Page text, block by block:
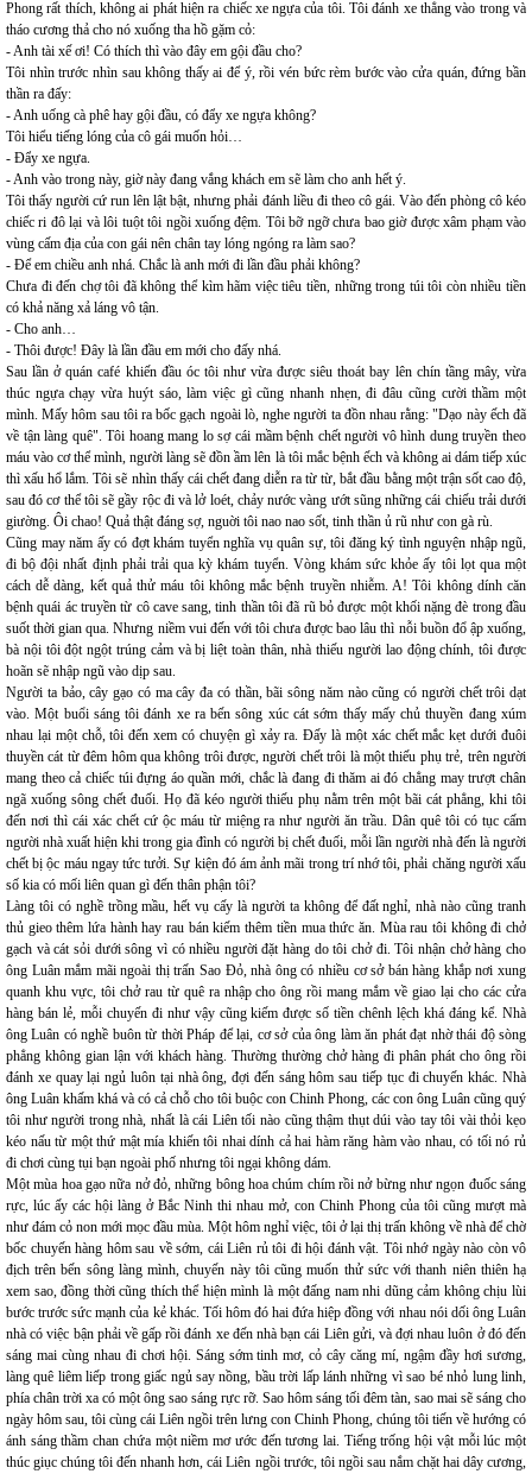
Phong rất thích, không ai phát hiện ra chiếc xe ngựa của tôi. Tôi đánh xe thẳng vào trong và
tháo cương thả cho nó xuống tha hồ gặm cỏ:
- Anh tài xế ơi! Có thích thì vào đây em gội đầu cho?
Tôi nhìn trước nhìn sau không thấy ai để ý, rồi vén bức rèm bước vào cửa quán, đứng bần
thần ra đấy:
- Anh uống cà phê hay gội đầu, có đẩy xe ngựa không?
Tôi hiểu tiếng lóng của cô gái muốn hỏi…
- Đẩy xe ngựa.
- Anh vào trong này, giờ này đang vắng khách em sẽ làm cho anh hết ý.
Tôi thấy người cứ run lên lật bật, nhưng phải đánh liều đi theo cô gái. Vào đến phòng cô kéo
chiếc ri đô lại và lôi tuột tôi ngồi xuống đệm. Tôi bỡ ngỡ chưa bao giờ được xâm phạm vào
vùng cấm địa của con gái nên chân tay lóng ngóng ra làm sao?
- Để em chiều anh nhá. Chắc là anh mới đi lần đầu phải không?
Chưa đi đến chợ tôi đã không thể kìm hãm việc tiêu tiền, những trong túi tôi còn nhiều tiền
có khả năng xả láng vô tận.
- Cho anh…
- Thôi được! Đây là lần đầu em mới cho đấy nhá.
Sau lần ở quán café khiến đầu óc tôi như vừa được siêu thoát bay lên chín tầng mây, vừa
thúc ngựa chạy vừa huýt sáo, làm việc gì cũng nhanh nhẹn, đi đâu cũng cười thầm một
mình. Mấy hôm sau tôi ra bốc gạch ngoài lò, nghe người ta đồn nhau rằng: "Dạo này ếch đã
về tận làng quê". Tôi hoang mang lo sợ cái mầm bệnh chết người vô hình dung truyền theo
máu vào cơ thể mình, người làng sẽ đồn ầm lên là tôi mắc bệnh ếch và không ai dám tiếp xúc
thì xấu hổ lắm. Tôi sẽ nhìn thấy cái chết đang diễn ra từ từ, bắt đầu bằng một trận sốt cao độ,
sau đó cơ thể tôi sẽ gầy rộc đi và lở loét, chảy nước vàng ướt sũng những cái chiếu trải dưới
giường. Ôi chao! Quả thật đáng sợ, nguời tôi nao nao sốt, tinh thần ủ rũ như con gà rù.
Cũng may năm ấy có đợt khám tuyển nghĩa vụ quân sự, tôi đăng ký tình nguyện nhập ngũ,
đi bộ đội nhất định phải trải qua kỳ khám tuyển. Vòng khám sức khỏe ấy tôi lọt qua một
cách dễ dàng, kết quả thử máu tôi không mắc bệnh truyền nhiễm. A! Tôi không dính căn
bệnh quái ác truyền từ cô cave sang, tinh thần tôi đã rũ bỏ được một khối nặng đè trong đầu
suốt thời gian qua. Nhưng niềm vui đến với tôi chưa được bao lâu thì nỗi buồn đổ ập xuống,
bà nội tôi đột ngột trúng cảm và bị liệt toàn thân, nhà thiếu người lao động chính, tôi được
hoãn sẽ nhập ngũ vào dịp sau.
Người ta bảo, cây gạo có ma cây đa có thần, bãi sông năm nào cũng có người chết trôi dạt
vào. Một buổi sáng tôi đánh xe ra bến sông xúc cát sớm thấy mấy chủ thuyền đang xúm
nhau lại một chỗ, tôi đến xem có chuyện gì xảy ra. Đấy là một xác chết mắc kẹt dưới đuôi
thuyền cát từ đêm hôm qua không trôi được, người chết trôi là một thiếu phụ trẻ, trên người
mang theo cả chiếc túi đựng áo quần mới, chắc là đang đi thăm ai đó chẳng may trượt chân
ngã xuống sông chết đuối. Họ đã kéo người thiếu phụ nằm trên một bãi cát phẳng, khi tôi
đến nơi thì cái xác chết cứ ộc máu từ miệng ra như người ăn trầu. Dân quê tôi có tục cấm
người nhà xuất hiện khi trong gia đình có người bị chết đuối, mỗi lần người nhà đến là người
chết bị ộc máu ngay tức tưởi. Sự kiện đó ám ảnh mãi trong trí nhớ tôi, phải chăng người xấu
số kia có mối liên quan gì đến thân phận tôi?
Làng tôi có nghề trồng mầu, hết vụ cấy là người ta không để đất nghỉ, nhà nào cũng tranh
thủ gieo thêm lứa hành hay rau bán kiếm thêm tiền mua thức ăn. Mùa rau tôi không đi chở
gạch và cát sỏi dưới sông vì có nhiều người đặt hàng do tôi chở đi. Tôi nhận chở hàng cho
ông Luân mắm mãi ngoài thị trấn Sao Đỏ, nhà ông có nhiều cơ sở bán hàng khắp nơi xung
quanh khu vực, tôi chở rau từ quê ra nhập cho ông rồi mang mắm về giao lại cho các cửa
hàng bán lẻ, mỗi chuyến đi như vậy cũng kiếm được số tiền chênh lệch khá đáng kể. Nhà
ông Luân có nghề buôn từ thời Pháp để lại, cơ sở của ông làm ăn phát đạt nhờ thái độ sòng
phẳng không gian lận với khách hàng. Thường thường chở hàng đi phân phát cho ông rồi
đánh xe quay lại ngủ luôn tại nhà ông, đợi đến sáng hôm sau tiếp tục đi chuyến khác. Nhà
ông Luân khấm khá và có cả chỗ cho tôi buộc con Chinh Phong, các con ông Luân cũng quý
tôi như người trong nhà, nhất là cái Liên tối nào cũng thậm thụt dúi vào tay tôi vài thỏi kẹo
kéo nấu từ một thứ mật mía khiến tôi nhai dính cả hai hàm răng hàm vào nhau, có tối nó rủ
đi chơi cùng tụi bạn ngoài phố nhưng tôi ngại không dám.
Một mùa hoa gạo nữa nở đỏ, những bông hoa chúm chím rồi nở bừng như ngọn đuốc sáng
rực, lúc ấy các hội làng ở Bắc Ninh thi nhau mở, con Chinh Phong của tôi cũng mượt mà
như đám cỏ non mới mọc đầu mùa. Một hôm nghỉ việc, tôi ở lại thị trấn không về nhà để chờ
bốc chuyến hàng hôm sau về sớm, cái Liên rủ tôi đi hội đánh vật. Tôi nhớ ngày nào còn vô
địch trên bến sông làng mình, chuyến này tôi cũng muốn thử sức với thanh niên thiên hạ
xem sao, đồng thời cũng thích thể hiện mình là một đấng nam nhi dũng cảm không chịu lùi
bước trước sức mạnh của kẻ khác. Tối hôm đó hai đứa hiệp đồng với nhau nói dối ông Luân
nhà có việc bận phải về gấp rồi đánh xe đến nhà bạn cái Liên gửi, và đợi nhau luôn ở đó đến
sáng mai cùng nhau đi chơi hội. Sáng sớm tinh mơ, cỏ cây căng mí, ngậm đầy hơi sương,
làng quê liêm liếp trong giấc ngủ say nồng, bầu trời lấp lánh những vì sao bé nhỏ lung linh,
phía chân trời xa có một ông sao sáng rực rỡ. Sao hôm sáng tối đêm tàn, sao mai sẽ sáng cho
ngày hôm sau, tôi cùng cái Liên ngồi trên lưng con Chinh Phong, chúng tôi tiến về hướng có
ánh sáng thầm chan chứa một niềm mơ ước đến tương lai. Tiếng trống hội vật mỗi lúc một
thúc giục chúng tôi đến nhanh hơn, cái Liên ngồi trước, tôi ngồi sau nắm chặt hai dây cương,